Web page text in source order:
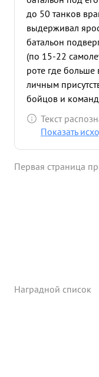
до 50 танков
выдерживал
батальон
(по 15-22
роте где больше
личным
бойцов и
обороны занима
танков в роте
подбил 1 танк и
Текст
Показать
Первая страница
Наградной список